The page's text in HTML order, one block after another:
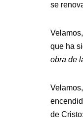
se
que ha
obra de
de Cristo: